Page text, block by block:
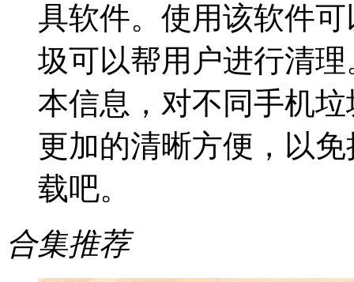
具软件。使用该软件
圾可以帮用户进行清
本信息，对不同手机
更加的清晰方便，以
载吧。
合集推荐